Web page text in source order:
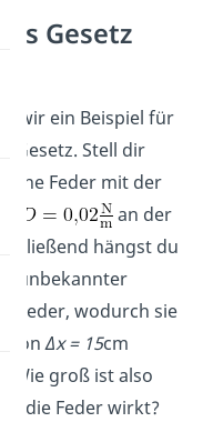
Gesetz
wir ein Beispiel für
Gesetz. Stell dir
eine Feder mit der
an der
hängst du
unbekannter
Feder, wodurch sie
vonΔx = 15cm
Wie groß ist also
die Feder wirkt?